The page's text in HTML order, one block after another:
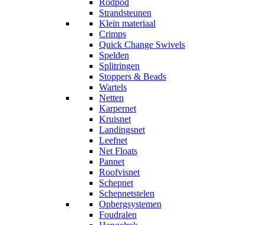
Rodpod
Strandsteunen
Klein materiaal
Crimps
Quick Change Swivels
Spelden
Splitringen
Stoppers & Beads
Wartels
Netten
Karpernet
Kruisnet
Landingsnet
Leefnet
Net Floats
Pannet
Roofvisnet
Schepnet
Schepnetstelen
Opbergsystemen
Foudralen